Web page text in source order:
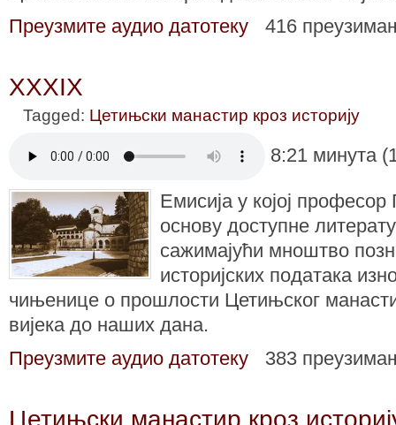
Преузмите аудио датотеку
416
XXXIX
Tagged: Цетињски манастир кроз историју
8:21 минута
Емисија у којој
основу доступне
сажимајући мноштво
историјских података
чињенице о прошлости Цетињског
вијека до наших дана.
Преузмите аудио датотеку
383
Цетињски манастир кроз